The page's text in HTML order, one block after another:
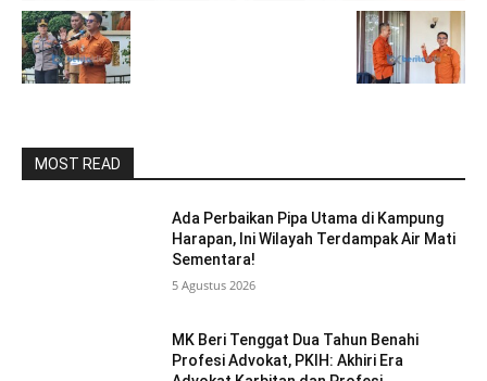
MOST READ
Ada Perbaikan Pipa Utama di Kampung
Harapan, Ini Wilayah Terdampak Air Mati
Sementara!
5 Agustus 2026
MK Beri Tenggat Dua Tahun Benahi
Profesi Advokat, PKIH: Akhiri Era